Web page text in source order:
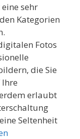
sehr
Kategorien
Fotos
die Sie
erlaubt
Seltenheit